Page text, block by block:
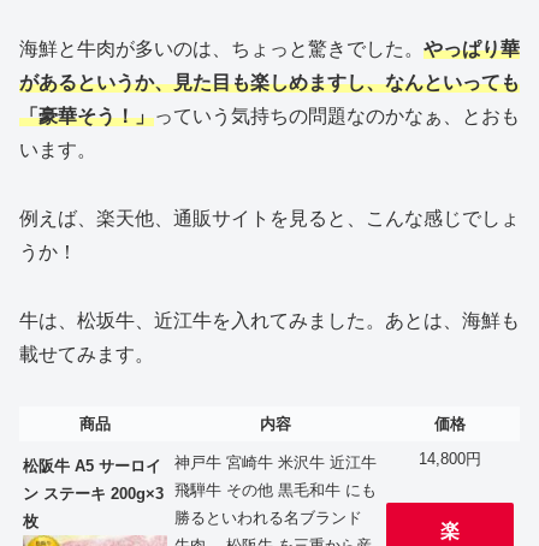
海鮮と牛肉が多いのは、ちょっと驚きでした。 やっぱり華
があるというか、見た目も楽しめますし、なんといっても
「豪華そう！」っていう気持ちの問題なのかなぁ、とおも
います。
例えば、楽天他、通販サイトを見ると、こんな感じでしょ
うか！
牛は、松坂牛、近江牛を入れてみました。あとは、海鮮も
載せてみます。
商品 内容 価格
松阪牛 A5 サーロイ
ン ステーキ 200g×3
枚
神戸牛 宮崎牛 米沢牛 近江牛
飛騨牛 その他 黒毛和牛 にも
勝るといわれる名ブランド
14,800円
楽